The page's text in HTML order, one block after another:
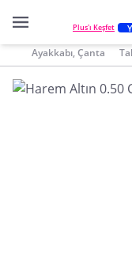
Plus'ı Keşfet
Ayakkabı, Çanta